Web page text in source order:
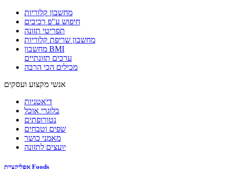
מחשבון קלוריות
חיפוש ע"פ רכיבים
תפריטי תזונה
מחשבון שריפת קלוריות
מחשבון BMI
ערכים תזונתיים
מכילים הכי הרבה
אנשי מקצוע ועסקים
דיאטניות
בלוגרי אוכל
נטורופתים
שפים וטבחים
מאמני כושר
יועצים לתזונה
אפליקציית Foods